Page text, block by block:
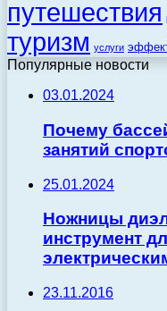
путешествия
туризм услуги
Популярные новости
03.01.2024
Почему
занятий
25.01.2024
Ножницы
инструмент
23.11.2016